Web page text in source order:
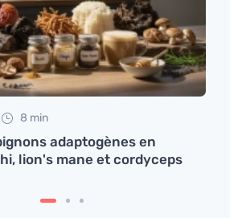
8 min
adaptogènes en
lion's mane et cordyceps